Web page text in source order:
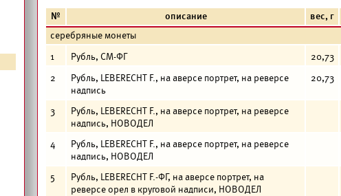
№ описание вес, г
серебряные монеты
1
Рубль, СМ-ФГ 20,73
2
Рубль, LEBERECHT F., на аверсе портрет, на реверсе
надпись
20,73
3
Рубль, LEBERECHT F., на аверсе портрет, на реверсе
надпись, НОВОДЕЛ
4
Рубль, LEBERECHT F., на аверсе портрет, на реверсе
надпись, НОВОДЕЛ
5
Рубль, LEBERECHT F.-ФГ, на аверсе портрет, на
реверсе орел в круговой надписи, НОВОДЕЛ